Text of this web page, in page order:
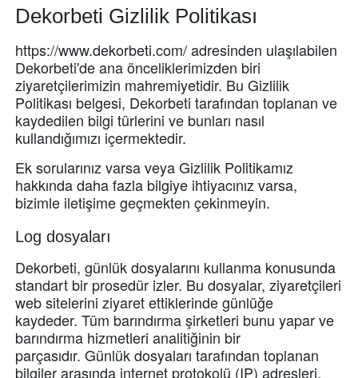
Dekorbeti Gizlilik Politikası
https://www.dekorbeti.com/ adresinden ulaşılabilen
Dekorbeti'de ana önceliklerimizden biri
ziyaretçilerimizin mahremiyetidir. Bu Gizlilik
Politikası belgesi, Dekorbeti tarafından toplanan ve
kaydedilen bilgi türlerini ve bunları nasıl
kullandığımızı içermektedir.
Ek sorularınız varsa veya Gizlilik Politikamız
hakkında daha fazla bilgiye ihtiyacınız varsa,
bizimle iletişime geçmekten çekinmeyin.
Log dosyaları
Dekorbeti, günlük dosyalarını kullanma konusunda
standart bir prosedür izler. Bu dosyalar, ziyaretçileri
web sitelerini ziyaret ettiklerinde günlüğe
kaydeder. Tüm barındırma şirketleri bunu yapar ve
barındırma hizmetleri analitiğinin bir
parçasıdır. Günlük dosyaları tarafından toplanan
bilgiler arasında internet protokolü (IP) adresleri,